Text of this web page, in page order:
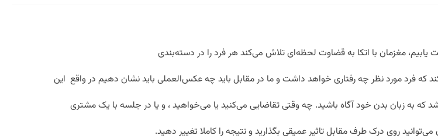
مغزمان با اتکا به قضاوت لحظه‌ای تلاش می‌کند هر فرد را در دسته‌بندی
فرد مورد نظر چه رفتاری خواهد داشت و ما در مقابل باید چه عکس‌العملی باید نشان دهیم در واقع این
که به زبان بدن خود آگاه باشید. چه وقتی تقاضایی می‌کنید یا می‌خواهید ، و یا در جلسه با یک مشتری
روی درک طرف مقابل تاثیر عمیقی بگذارید و نتیجه را کاملا تغییر دهید.